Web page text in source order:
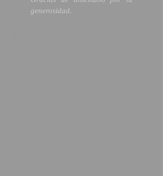
generosidad.